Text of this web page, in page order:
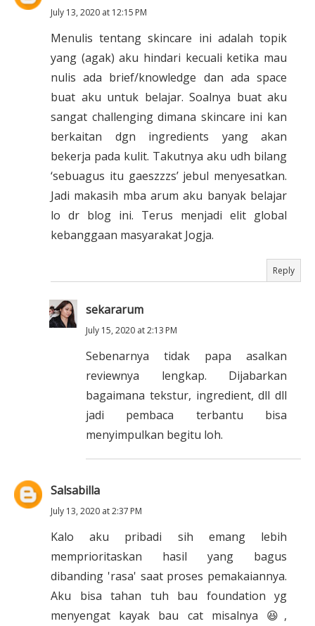
July 13, 2020 at 12:15 PM
Menulis tentang skincare ini adalah topik
yang (agak) aku hindari kecuali ketika mau
nulis ada brief/knowledge dan ada space
buat aku untuk belajar. Soalnya buat aku
sangat challenging dimana skincare ini kan
berkaitan dgn ingredients yang akan
bekerja pada kulit. Takutnya aku udh bilang
‘sebuagus itu gaeszzzs’ jebul menyesatkan.
Jadi makasih mba arum aku banyak belajar
lo dr blog ini. Terus menjadi elit global
kebanggaan masyarakat Jogja.
Reply
sekararum
July 15, 2020 at 2:13 PM
Sebenarnya tidak papa asalkan
reviewnya lengkap. Dijabarkan
bagaimana tekstur, ingredient, dll dll
jadi pembaca terbantu bisa
menyimpulkan begitu loh.
Salsabilla
July 13, 2020 at 2:37 PM
Kalo aku pribadi sih emang lebih
memprioritaskan hasil yang bagus
dibanding 'rasa' saat proses pemakaiannya.
Aku bisa tahan tuh bau foundation yg
menyengat kayak bau cat misalnya 😆,